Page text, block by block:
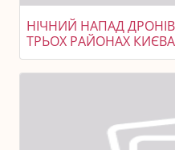
НІЧНИЙ НАПАД
ТРЬОХ РАЙОНАХ